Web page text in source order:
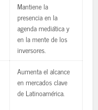
Mantiene la
presencia en la
agenda mediática y
en la mente de los
inversores.
Aumenta el alcance
en mercados clave
de Latinoamérica.